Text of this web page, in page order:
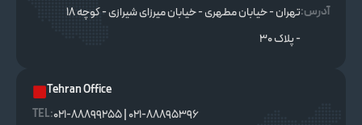
آدرس:
تهران - خیابان مطهری - خیابان میرزای شیرازی - کوچه ۱۸
- پلاک ۳۰
Tehran Office
TEL :
021-88895396 | 021-88899255